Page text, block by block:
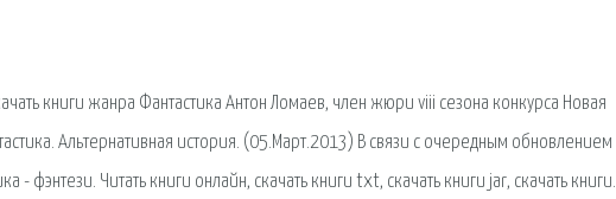
книги жанра Фантастика Антон Ломаев, член жюри viii сезона конкурса Новая
Альтернативная история. (05.Март.2013) В связи с очередным обновлением
- фэнтези. Читать книги онлайн, скачать книги txt, скачать книги jar, скачать книги.